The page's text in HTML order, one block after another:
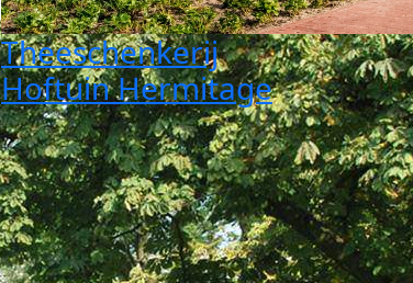
Theeschenkerij
Hoftuin Hermitage